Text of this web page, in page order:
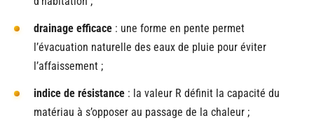
drainage efficace : une forme en pente permet
l’évacuation naturelle des eaux de pluie pour éviter
l’affaissement ;
indice de résistance : la valeur R définit la capacité du
matériau à s’opposer au passage de la chaleur ;